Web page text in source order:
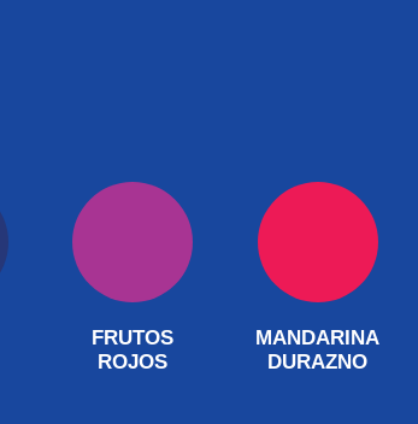
FRUTOS
ROJOS
MANDARINA
DURAZNO